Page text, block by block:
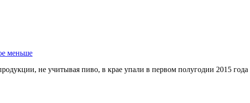
меньше
не учитывая пиво, в крае упали в первом полугодии 2015